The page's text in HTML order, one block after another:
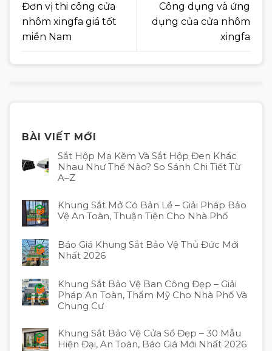
Đơn vị thi công cửa
nhôm xingfa giá tốt
miền Nam
Công dụng và ứng
dụng của cửa nhôm
xingfa
BÀI VIẾT MỚI
Sắt Hộp Mạ Kẽm Và Sắt Hộp Đen Khác
Nhau Như Thế Nào? So Sánh Chi Tiết Từ
A–Z
Khung Sắt Mở Có Bản Lề – Giải Pháp Bảo
Vệ An Toàn, Thuận Tiện Cho Nhà Phố
Báo Giá Khung Sắt Bảo Vệ Thủ Đức Mới
Nhất 2026
Khung Sắt Bảo Vệ Ban Công Đẹp – Giải
Pháp An Toàn, Thẩm Mỹ Cho Nhà Phố Và
Chung Cư
Khung Sắt Bảo Vệ Cửa Sổ Đẹp – 30 Mẫu
Hiện Đại, An Toàn, Báo Giá Mới Nhất 2026